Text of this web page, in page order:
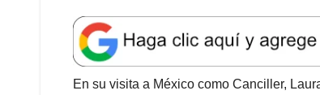
a
t
s
A
e
b
o
k
e
d
l
e
a
d
En su visita a México como Canciller,